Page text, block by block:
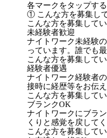
各マークをタップす
① こんな方を募集し
こんな方を募集して
未経験者歓迎
ナイトワーク未経験
っています。誰でも
こんな方を募集して
経験者優遇
ナイトワーク経験者
接時に経歴等をお伝え
こんな方を募集して
ブランクOK
ナイトワークにブラ
くりと感覚を戻してく
こんな方を募集して